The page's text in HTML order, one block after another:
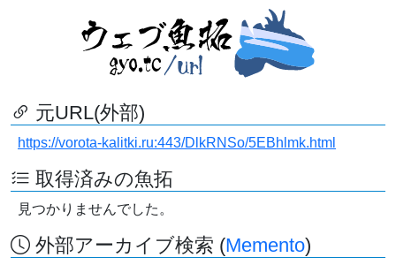
元URL(外部)
https://vorota-kalitki.ru:443/DlkRNSo/5EBhlmk.html
取得済みの魚拓
見つかりませんでした。
外部アーカイブ検索 (Memento)